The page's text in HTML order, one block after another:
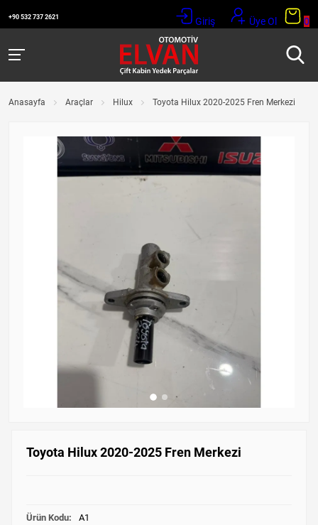
+90 532 737 2621 Giriş Üye Ol 0
Anasayfa Araçlar Hilux Toyota Hilux 2020-2025 Fren Merkezi
Toyota Hilux 2020-2025 Fren Merkezi
Ürün Kodu: A1